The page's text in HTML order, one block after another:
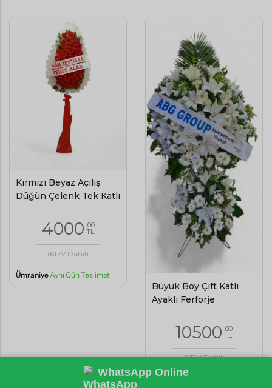
Kırmızı Beyaz Açılış
Düğün Çelenk Tek Katlı
4000 ,00
TL
(KDV Dahil)
ÜmraniyeAynı Gün Teslimat
Büyük Boy Çift Katlı
Ayaklı Ferforje
10500 ,00
TL
(KDV Dahil)
ÜmraniyeAynı Gün Teslimat
WhatsApp Online